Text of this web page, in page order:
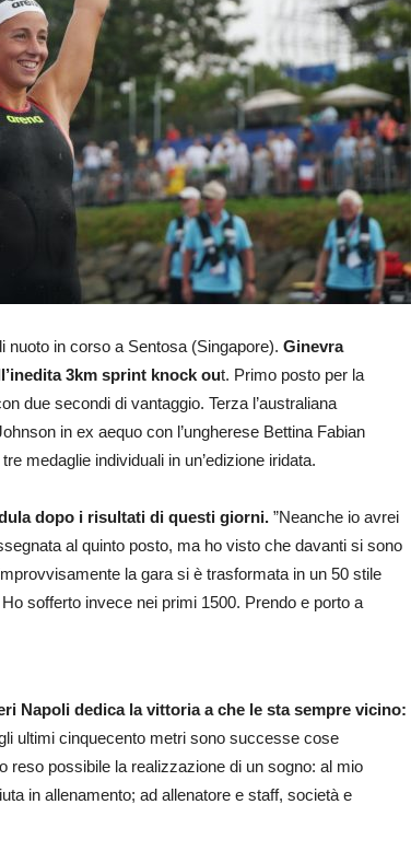
nuoto in corso a Sentosa (Singapore). Ginevra
3km sprint knock out. Primo posto per la
due secondi di vantaggio. Terza l’australiana
in ex aequo con l’ungherese Bettina Fabian
medaglie individuali in un’edizione iridata.
dopo i risultati di questi giorni. ”Neanche io avrei
al quinto posto, ma ho visto che davanti si sono
la gara si è trasformata in un 50 stile
sofferto invece nei primi 1500. Prendo e porto a
Napoli dedica la vittoria a che le sta sempre vicino:
ultimi cinquecento metri sono successe cose
reso possibile la realizzazione di un sogno: al mio
in allenamento; ad allenatore e staff, società e